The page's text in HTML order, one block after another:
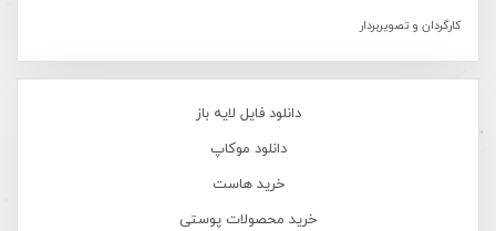
کارگردان و تصویربردار
دانلود فایل لایه باز
دانلود موکاپ
خرید هاست
خرید محصولات پوستی